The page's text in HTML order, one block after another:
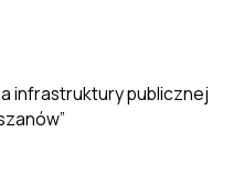
infrastruktury publicznej